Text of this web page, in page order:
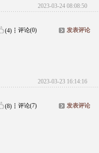
2023-03-24 08:08:50
(4) 评论(0) 发表评论
2023-03-23 16:14:16
(8) 评论(7) 发表评论